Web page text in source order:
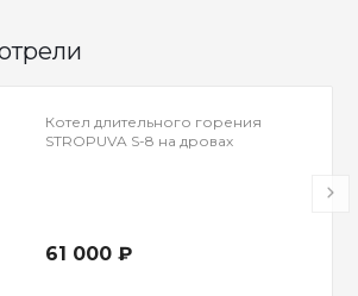
Котел длительного горения
STROPUVA S-8 на дровах
61 000 ₽